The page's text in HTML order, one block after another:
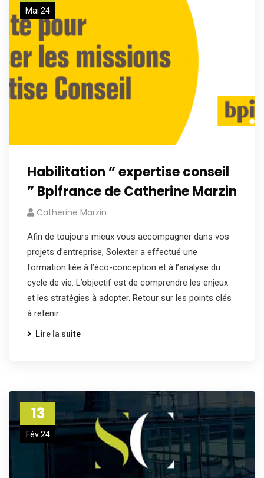
Mai 24
Habilitation ” expertise conseil
” Bpifrance de Catherine Marzin
Catherine Marzin
Afin de toujours mieux vous accompagner dans vos
projets d’entreprise, Solexter a effectué une
formation liée à l’éco-conception et à l’analyse du
cycle de vie. L’objectif est de comprendre les enjeux
et les stratégies à adopter. Retour sur les points clés
à retenir.
Lire la suite
13
Fév 24